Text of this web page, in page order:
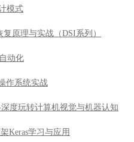
模式
复原理与实战（DSI系列）
动化
作系统实战
深度玩转计算机视觉与机器认知
Keras学习与应用